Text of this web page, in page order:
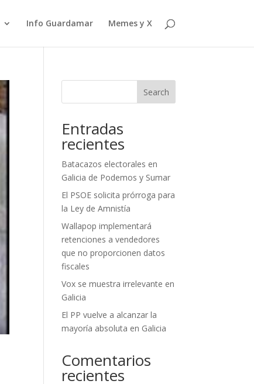
Info Guardamar Memes y X
Search
Entradas
recientes
Batacazos electorales en
Galicia de Podemos y Sumar
El PSOE solicita prórroga para
la Ley de Amnistía
Wallapop implementará
retenciones a vendedores
que no proporcionen datos
fiscales
Vox se muestra irrelevante en
Galicia
El PP vuelve a alcanzar la
mayoría absoluta en Galicia
Comentarios
recientes